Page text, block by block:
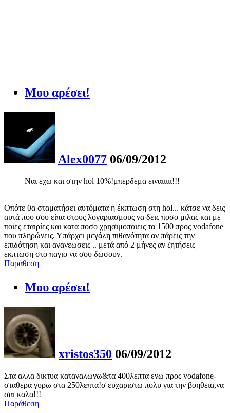
Μου αρέσει!
Alex0077 06/09/2012
Ναι εχω και στην hol 10%!μπερδεμα ειναιιιιι!!!
Οπότε θα σταματήσει αυτόματα η έκπτωση στη hol... κάτσε να δεις
αυτά που σου είπα στους λογαριασμους να δεις ποσο μιλας και με
ποιες εταιρίες και κατα ποσο χρησιμοποιεις τα 1500 προς vodafone
που πληρώνεις. Υπάρχει μεγάλη πιθανότητα αν πάρεις την
επιδότηση και ανανεωσεις .. μετά από 2 μήνες αν ζητήσεις
εκπτωση στο παγιο να σου δώσουν.
Παράθεση
Μου αρέσει!
xristos350 06/09/2012
Στα αλλα δικτυα καταναλωνω&τα 400λεπτα ενω προς vodafone-
σταθερα γυρω στα 250λεπτα!σ ευχαριστω πολυ για την βοηθεια,να
σαι καλα!!!
Παράθεση